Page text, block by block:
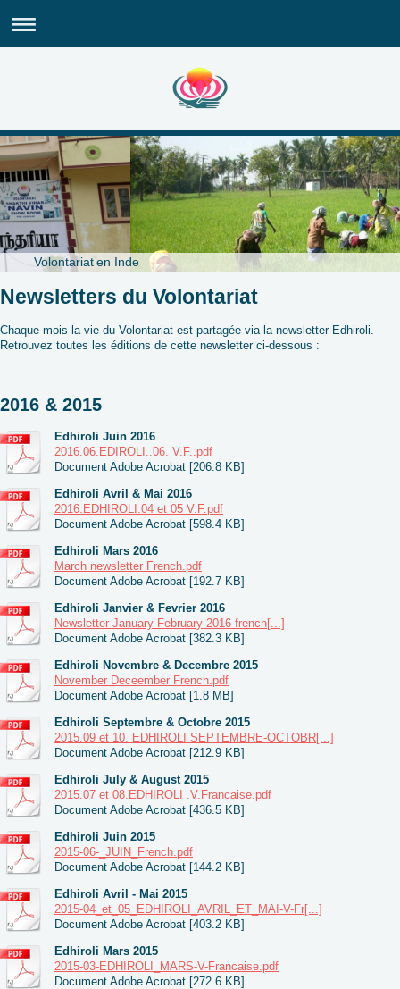
Volontariat en Inde
Newsletters du Volontariat
Chaque mois la vie du Volontariat est partagée via la newsletter Edhiroli.
Retrouvez toutes les éditions de cette newsletter ci-dessous :
2016 & 2015
Edhiroli Juin 2016
2016.06.EDIROLI..06. V.F..pdf
Document Adobe Acrobat [206.8 KB]
Edhiroli Avril & Mai 2016
2016.EDHIROLI.04 et 05 V.F.pdf
Document Adobe Acrobat [598.4 KB]
Edhiroli Mars 2016
March newsletter French.pdf
Document Adobe Acrobat [192.7 KB]
Edhiroli Janvier & Fevrier 2016
Newsletter January February 2016 french[...]
Document Adobe Acrobat [382.3 KB]
Edhiroli Novembre & Decembre 2015
November Deceember French.pdf
Document Adobe Acrobat [1.8 MB]
Edhiroli Septembre & Octobre 2015
2015.09 et 10. EDHIROLI SEPTEMBRE-OCTOBR[...]
Document Adobe Acrobat [212.9 KB]
Edhiroli July & August 2015
2015.07 et 08.EDHIROLI .V.Francaise.pdf
Document Adobe Acrobat [436.5 KB]
Edhiroli Juin 2015
2015-06-_JUIN_French.pdf
Document Adobe Acrobat [144.2 KB]
Edhiroli Avril - Mai 2015
2015-04_et_05_EDHIROLI_AVRIL_ET_MAI-V-Fr[...]
Document Adobe Acrobat [403.2 KB]
Edhiroli Mars 2015
2015-03-EDHIROLI_MARS-V-Francaise.pdf
Document Adobe Acrobat [272.6 KB]